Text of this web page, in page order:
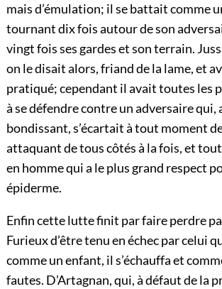
mais d’émulation; il se battait comme
tournant dix fois autour de son
vingt fois ses gardes et son terrain.
on le disait alors, friand de la lame, et
pratiqué; cependant il avait toutes les
à se défendre contre un adversaire qui,
bondissant, s’écartait à tout moment
attaquant de tous côtés à la fois, et
en homme qui a le plus grand respect
épiderme.
Enfin cette lutte finit par faire perdre
Furieux d’être tenu en échec par celui
comme un enfant, il s’échauffa et
fautes. D’Artagnan, qui, à défaut de la